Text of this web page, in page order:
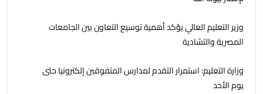
وزير التعليم العالي يؤكد أهمية توسيع التعاون بين الجامعات
المصرية والتشادية
وزارة التعليم: استمرار التقدم لمدارس المتفوقين إلكترونيا حتى
يوم الأحد